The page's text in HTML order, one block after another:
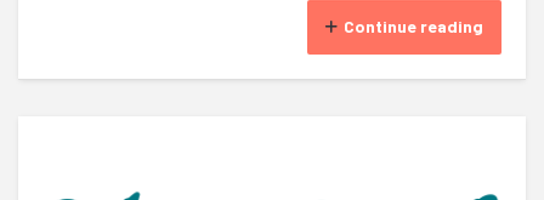
Continue reading